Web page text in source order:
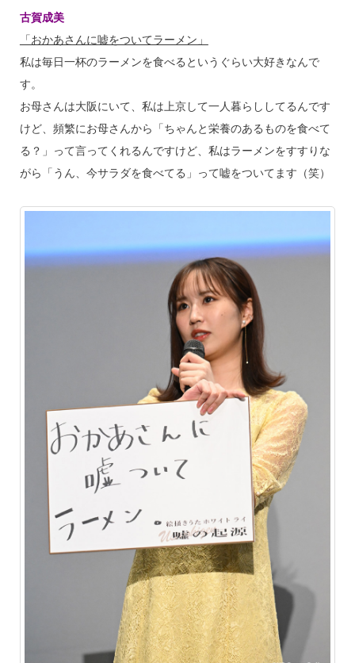
古賀成美
「おかあさんに嘘をついてラーメン」
私は毎日一杯のラーメンを食べるというぐらい大好きなんで
す。
お母さんは大阪にいて、私は上京して一人暮らししてるんです
けど、頻繁にお母さんから「ちゃんと栄養のあるものを食べて
る？」って言ってくれるんですけど、私はラーメンをすすりな
がら「うん、今サラダを食べてる」って嘘をついてます（笑）